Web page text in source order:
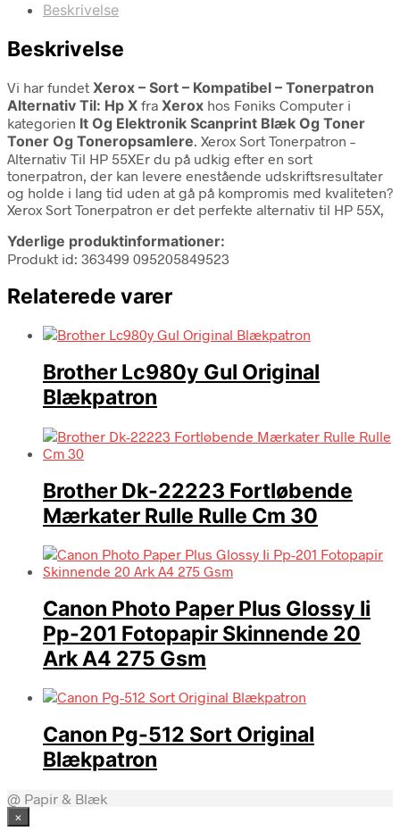
Beskrivelse
Beskrivelse
Vi har fundet Xerox – Sort – Kompatibel – Tonerpatron
Alternativ Til: Hp X fra Xerox hos Føniks Computer i
kategorien It Og Elektronik Scanprint Blæk Og Toner
Toner Og Toneropsamlere. Xerox Sort Tonerpatron –
Alternativ Til HP 55XEr du på udkig efter en sort
tonerpatron, der kan levere enestående udskriftsresultater
og holde i lang tid uden at gå på kompromis med kvaliteten?
Xerox Sort Tonerpatron er det perfekte alternativ til HP 55X,
Yderlige produktinformationer:
Produkt id: 363499 095205849523
Relaterede varer
Brother Lc980y Gul Original
Blækpatron
Brother Dk-22223 Fortløbende
Mærkater Rulle Rulle Cm 30
Canon Photo Paper Plus Glossy Ii
Pp-201 Fotopapir Skinnende 20
Ark A4 275 Gsm
Canon Pg-512 Sort Original
Blækpatron
@ Papir & Blæk
×